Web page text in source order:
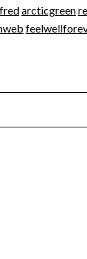
arcticgreen